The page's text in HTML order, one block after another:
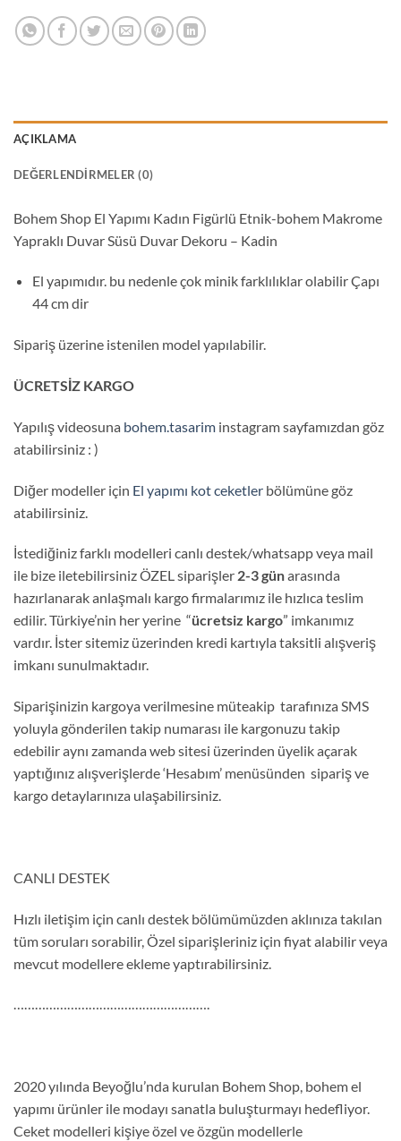
AÇIKLAMA
DEĞERLENDIRMELER (0)
Bohem Shop El Yapımı Kadın Figürlü Etnik-bohem Makrome
Yapraklı Duvar Süsü Duvar Dekoru – Kadin
El yapımıdır. bu nedenle çok minik farklılıklar olabilir Çapı
44 cm dir
Sipariş üzerine istenilen model yapılabilir.
ÜCRETSİZ KARGO
Yapılış videosuna bohem.tasarim instagram sayfamızdan göz
atabilirsiniz : )
Diğer modeller için El yapımı kot ceketler bölümüne göz
atabilirsiniz.
İstediğiniz farklı modelleri canlı destek/whatsapp veya mail
ile bize iletebilirsiniz ÖZEL siparişler 2-3 günarasında
hazırlanarak anlaşmalı kargo firmalarımız ile hızlıca teslim
edilir. Türkiye’nin her yerine “ücretsiz kargo” imkanımız
vardır. İster sitemiz üzerinden kredi kartıyla taksitli alışveriş
imkanı sunulmaktadır.
Siparişinizin kargoya verilmesine müteakip tarafınıza SMS
yoluyla gönderilen takip numarası ile kargonuzu takip
edebilir aynı zamanda web sitesi üzerinden üyelik açarak
yaptığınız alışverişlerde ‘Hesabım’ menüsünden sipariş ve
kargo detaylarınıza ulaşabilirsiniz.
CANLI DESTEK
Hızlı iletişim için canlı destek bölümümüzden aklınıza takılan
tüm soruları sorabilir, Özel siparişleriniz için fiyat alabilir veya
mevcut modellere ekleme yaptırabilirsiniz.
……………………………………………….
2020 yılında Beyoğlu’nda kurulan Bohem Shop, bohem el
yapımı ürünler ile modayı sanatla buluşturmayı hedefliyor.
Ceket modelleri kişiye özel ve özgün modellerle